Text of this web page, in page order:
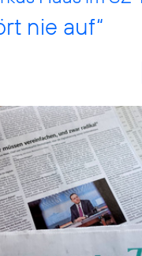
nie auf“